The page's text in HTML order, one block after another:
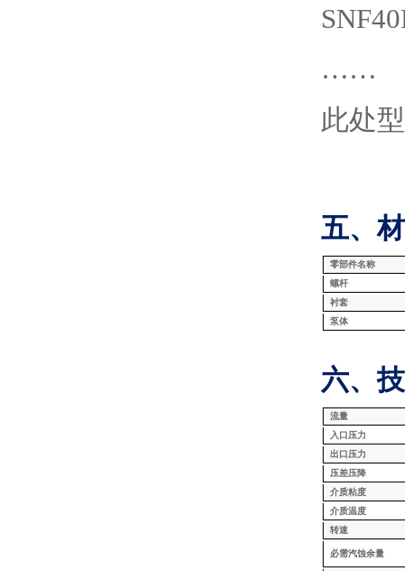
SNF40
……
此处
五、
零部件名称
螺杆
衬套
泵体
六、
流量
入口压力
出口压力
压差压降
介质粘度
介质温度
转速
必需汽蚀余量